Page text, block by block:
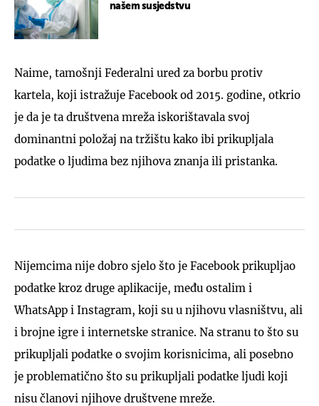
našem susjedstvu
Naime, tamošnji Federalni ured za borbu protiv
kartela, koji istražuje Facebook od 2015. godine, otkrio
je da je ta društvena mreža iskorištavala svoj
dominantni položaj na tržištu kako ibi prikupljala
podatke o ljudima bez njihova znanja ili pristanka.
Nijemcima nije dobro sjelo što je Facebook prikupljao
podatke kroz druge aplikacije, među ostalim i
WhatsApp i Instagram, koji su u njihovu vlasništvu, ali
i brojne igre i internetske stranice. Na stranu to što su
prikupljali podatke o svojim korisnicima, ali posebno
je problematično što su prikupljali podatke ljudi koji
nisu članovi njihove društvene mreže.